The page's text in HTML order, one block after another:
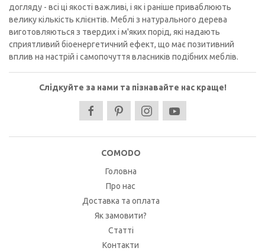
догляду - всі ці якості важливі, і як і раніше приваблюють
велику кількість клієнтів. Меблі з натурального дерева
виготовляються з твердих і м'яких порід, які надають
сприятливий біоенергетичний ефект, що має позитивний
вплив на настрій і самопочуття власників подібних меблів.
Слідкуйте за нами та пізнавайте нас краще!
COMODO
Головна
Про нас
Доставка та оплата
Як замовити?
Статті
Контакти